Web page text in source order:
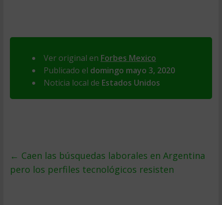
Ver original en Forbes Mexico
Publicado el domingo mayo 3, 2020
Noticia local de Estados Unidos
← Caen las búsquedas laborales en Argentina
pero los perfiles tecnológicos resisten